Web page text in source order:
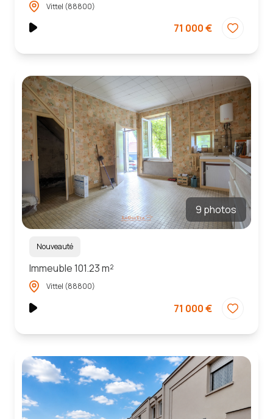
Vittel (88800)
71 000 €
9 photos
Nouveauté
Immeuble 101.23 m²
Vittel (88800)
71 000 €